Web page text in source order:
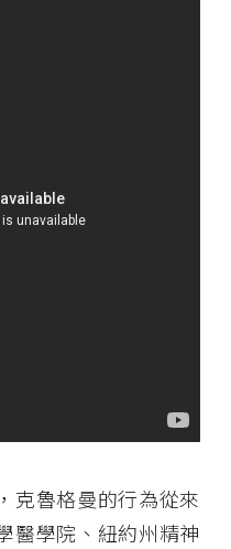
克魯格曼的行為從來
醫學院、紐約州精神